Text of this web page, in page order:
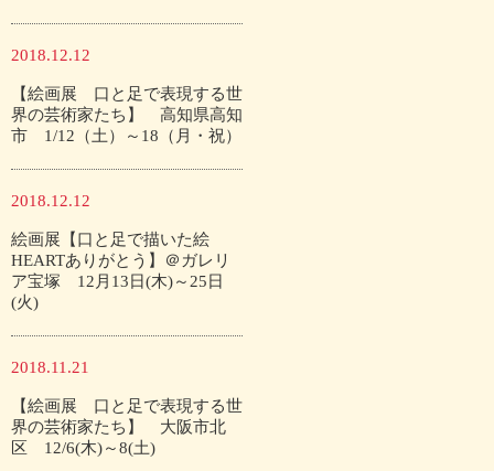
2018.12.12
【絵画展 口と足で表現する世
界の芸術家たち】 高知県高知
市 1/12（土）～18（月・祝）
2018.12.12
絵画展【口と足で描いた絵
HEARTありがとう】＠ガレリ
ア宝塚 12月13日(木)～25日
(火)
2018.11.21
【絵画展 口と足で表現する世
界の芸術家たち】 大阪市北
区 12/6(木)～8(土)